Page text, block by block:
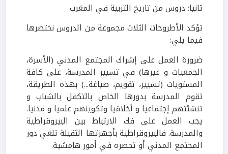
ثانيا: دروس من تاريخ التربية في المغرب
تؤكد الأطروحات الثلاث مجموعة من الدروس نختصرها
فيما يلي:
ضرورة العمل على إشراك المجتمع المدني (الأسرة،
الجمعيات و غيرها) في تسيير المدرسة، على كافة
المستويات (تسيير، تقويم، صياغة...) بهذه الطريقة،
تقوم المدرسة بدورها الخاص بالتكفل بالشباب و
تنشئتهم إجتماعيا و أخلاقيا وتكوينهم علميا و مدنيا.
يجب العمل على فك الارتباط بين البيروقراطية
والمدرسة. فالبيروقراطية بأجهزتها الثقيلة تلغي دور
المجتمع المدني أو تحصره في أمور هامشية.